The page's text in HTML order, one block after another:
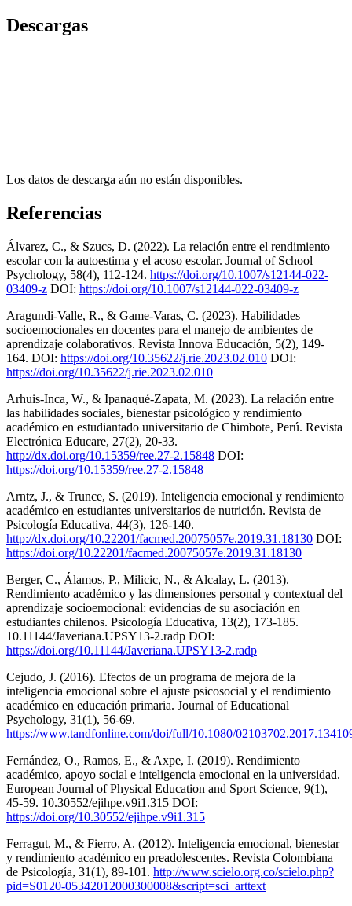
Descargas
Los datos de descarga aún no están disponibles.
Referencias
Álvarez, C., & Szucs, D. (2022). La relación entre el rendimiento
escolar con la autoestima y el acoso escolar. Journal of School
Psychology, 58(4), 112-124. https://doi.org/10.1007/s12144-022-
03409-z DOI: https://doi.org/10.1007/s12144-022-03409-z
Aragundi-Valle, R., & Game-Varas, C. (2023). Habilidades
socioemocionales en docentes para el manejo de ambientes de
aprendizaje colaborativos. Revista Innova Educación, 5(2), 149-
164. DOI: https://doi.org/10.35622/j.rie.2023.02.010 DOI:
https://doi.org/10.35622/j.rie.2023.02.010
Arhuis-Inca, W., & Ipanaqué-Zapata, M. (2023). La relación entre
las habilidades sociales, bienestar psicológico y rendimiento
académico en estudiantado universitario de Chimbote, Perú. Revista
Electrónica Educare, 27(2), 20-33.
http://dx.doi.org/10.15359/ree.27-2.15848 DOI:
https://doi.org/10.15359/ree.27-2.15848
Arntz, J., & Trunce, S. (2019). Inteligencia emocional y rendimiento
académico en estudiantes universitarios de nutrición. Revista de
Psicología Educativa, 44(3), 126-140.
http://dx.doi.org/10.22201/facmed.20075057e.2019.31.18130 DOI:
https://doi.org/10.22201/facmed.20075057e.2019.31.18130
Berger, C., Álamos, P., Milicic, N., & Alcalay, L. (2013).
Rendimiento académico y las dimensiones personal y contextual del
aprendizaje socioemocional: evidencias de su asociación en
estudiantes chilenos. Psicología Educativa, 13(2), 173-185.
10.11144/Javeriana.UPSY13-2.radp DOI:
https://doi.org/10.11144/Javeriana.UPSY13-2.radp
Cejudo, J. (2016). Efectos de un programa de mejora de la
inteligencia emocional sobre el ajuste psicosocial y el rendimiento
académico en educación primaria. Journal of Educational
Psychology, 31(1), 56-69.
https://www.tandfonline.com/doi/full/10.1080/
Fernández, O., Ramos, E., & Axpe, I. (2019). Rendimiento
académico, apoyo social e inteligencia emocional en la universidad.
European Journal of Physical Education and Sport Science, 9(1),
45-59. 10.30552/ejihpe.v9i1.315 DOI:
https://doi.org/10.30552/ejihpe.v9i1.315
Ferragut, M., & Fierro, A. (2012). Inteligencia emocional, bienestar
y rendimiento académico en preadolescentes. Revista Colombiana
de Psicología, 31(1), 89-101. http://www.scielo.org.co/scielo.php?
pid=S0120-05342012000300008&script=sci_arttext